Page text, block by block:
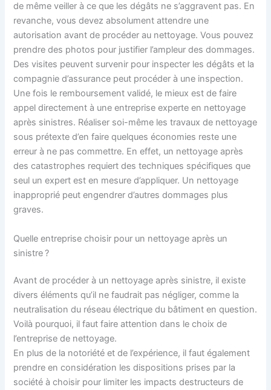
de même veiller à ce que les dégâts ne s’aggravent pas. En
revanche, vous devez absolument attendre une
autorisation avant de procéder au nettoyage. Vous pouvez
prendre des photos pour justifier l’ampleur des dommages.
Des visites peuvent survenir pour inspecter les dégâts et la
compagnie d’assurance peut procéder à une inspection.
Une fois le remboursement validé, le mieux est de faire
appel directement à une entreprise experte en nettoyage
après sinistres. Réaliser soi-même les travaux de nettoyage
sous prétexte d’en faire quelques économies reste une
erreur à ne pas commettre. En effet, un nettoyage après
des catastrophes requiert des techniques spécifiques que
seul un expert est en mesure d’appliquer. Un nettoyage
inapproprié peut engendrer d’autres dommages plus
graves.
Quelle entreprise choisir pour un nettoyage après un
sinistre ?
Avant de procéder à un nettoyage après sinistre, il existe
divers éléments qu’il ne faudrait pas négliger, comme la
neutralisation du réseau électrique du bâtiment en question.
Voilà pourquoi, il faut faire attention dans le choix de
l’entreprise de nettoyage.
En plus de la notoriété et de l’expérience, il faut également
prendre en considération les dispositions prises par la
société à choisir pour limiter les impacts destructeurs de